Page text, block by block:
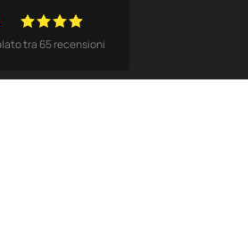
tra 65recensioni